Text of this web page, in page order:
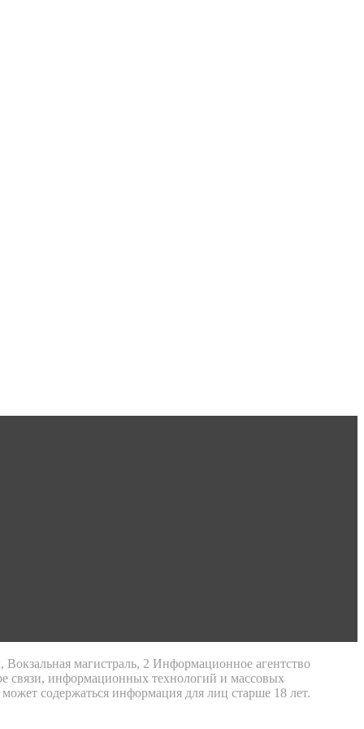
магистраль, 2 Информационное агентство
связи, информационных технологий и массовых
содержаться информация для лиц старше 18 лет.